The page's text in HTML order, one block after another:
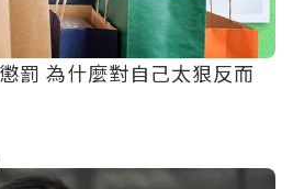
罰 為什麼對自己太狠反而